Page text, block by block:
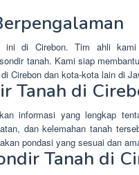
ini di Cirebon. Tim ahli
tanah. Kami siap
Cirebon dan kota-kota lain di
Tanah di
informasi yang lengkap
dan kelemahan tanah
pondasi yang sesuai dan
Tanah di